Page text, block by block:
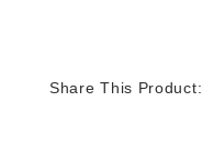
Share This Product: